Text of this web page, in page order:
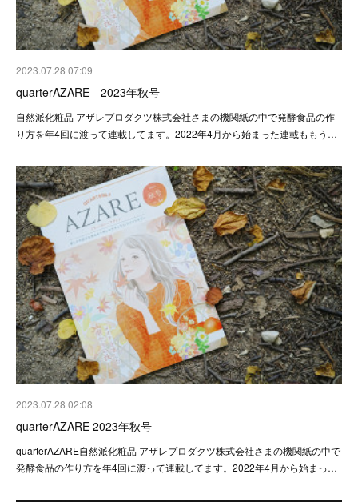
2023.07.28 07:09
quarterAZARE 2023年秋号
自然派化粧品 アザレプロダクツ株式会社さまの機関紙の中で発酵食品の作
り方を年4回に渡って連載してます。2022年4月から始まった連載ももう…
2023.07.28 02:08
quarterAZARE 2023年秋号
quarterAZARE自然派化粧品 アザレプロダクツ株式会社さまの機関紙の中で
発酵食品の作り方を年4回に渡って連載してます。2022年4月から始まっ…